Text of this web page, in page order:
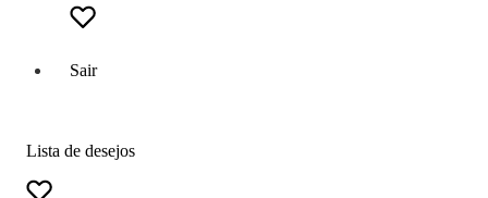
Sair
Lista de desejos